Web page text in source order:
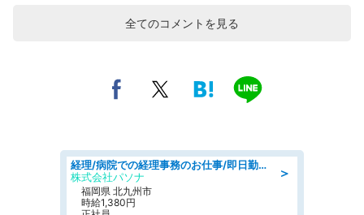
全てのコメントを見る
＞
経理/病院での経理事務のお仕事/即日勤務可/車通勤可/経理/一般事務
株式会社パソナ
福岡県 北九州市
時給1,380円